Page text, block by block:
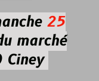
25
marché